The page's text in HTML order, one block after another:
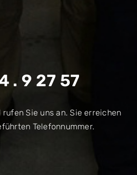
. 9 27 57
Sie uns an. Sie erreichen
Telefonnummer.